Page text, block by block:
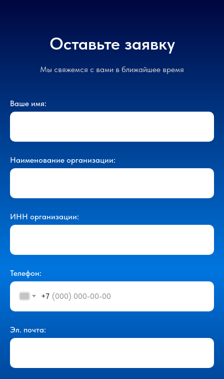
Оставьте заявку
Мы свяжемся с вами в ближайшее время
Ваше имя:
Наименование организации:
ИНН организации:
Телефон:
+7
Эл. почта: